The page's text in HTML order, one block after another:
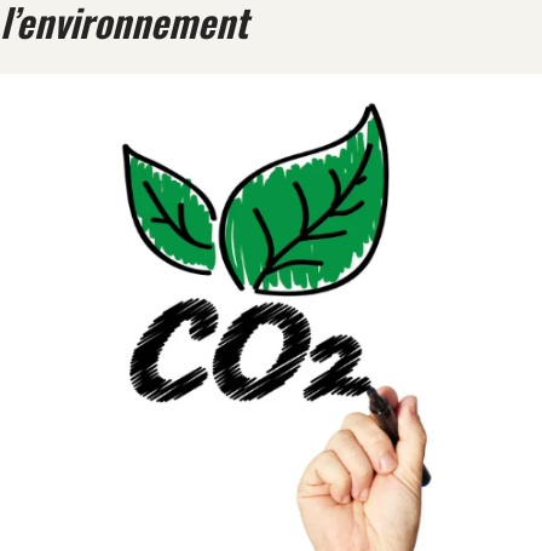
l’environnement